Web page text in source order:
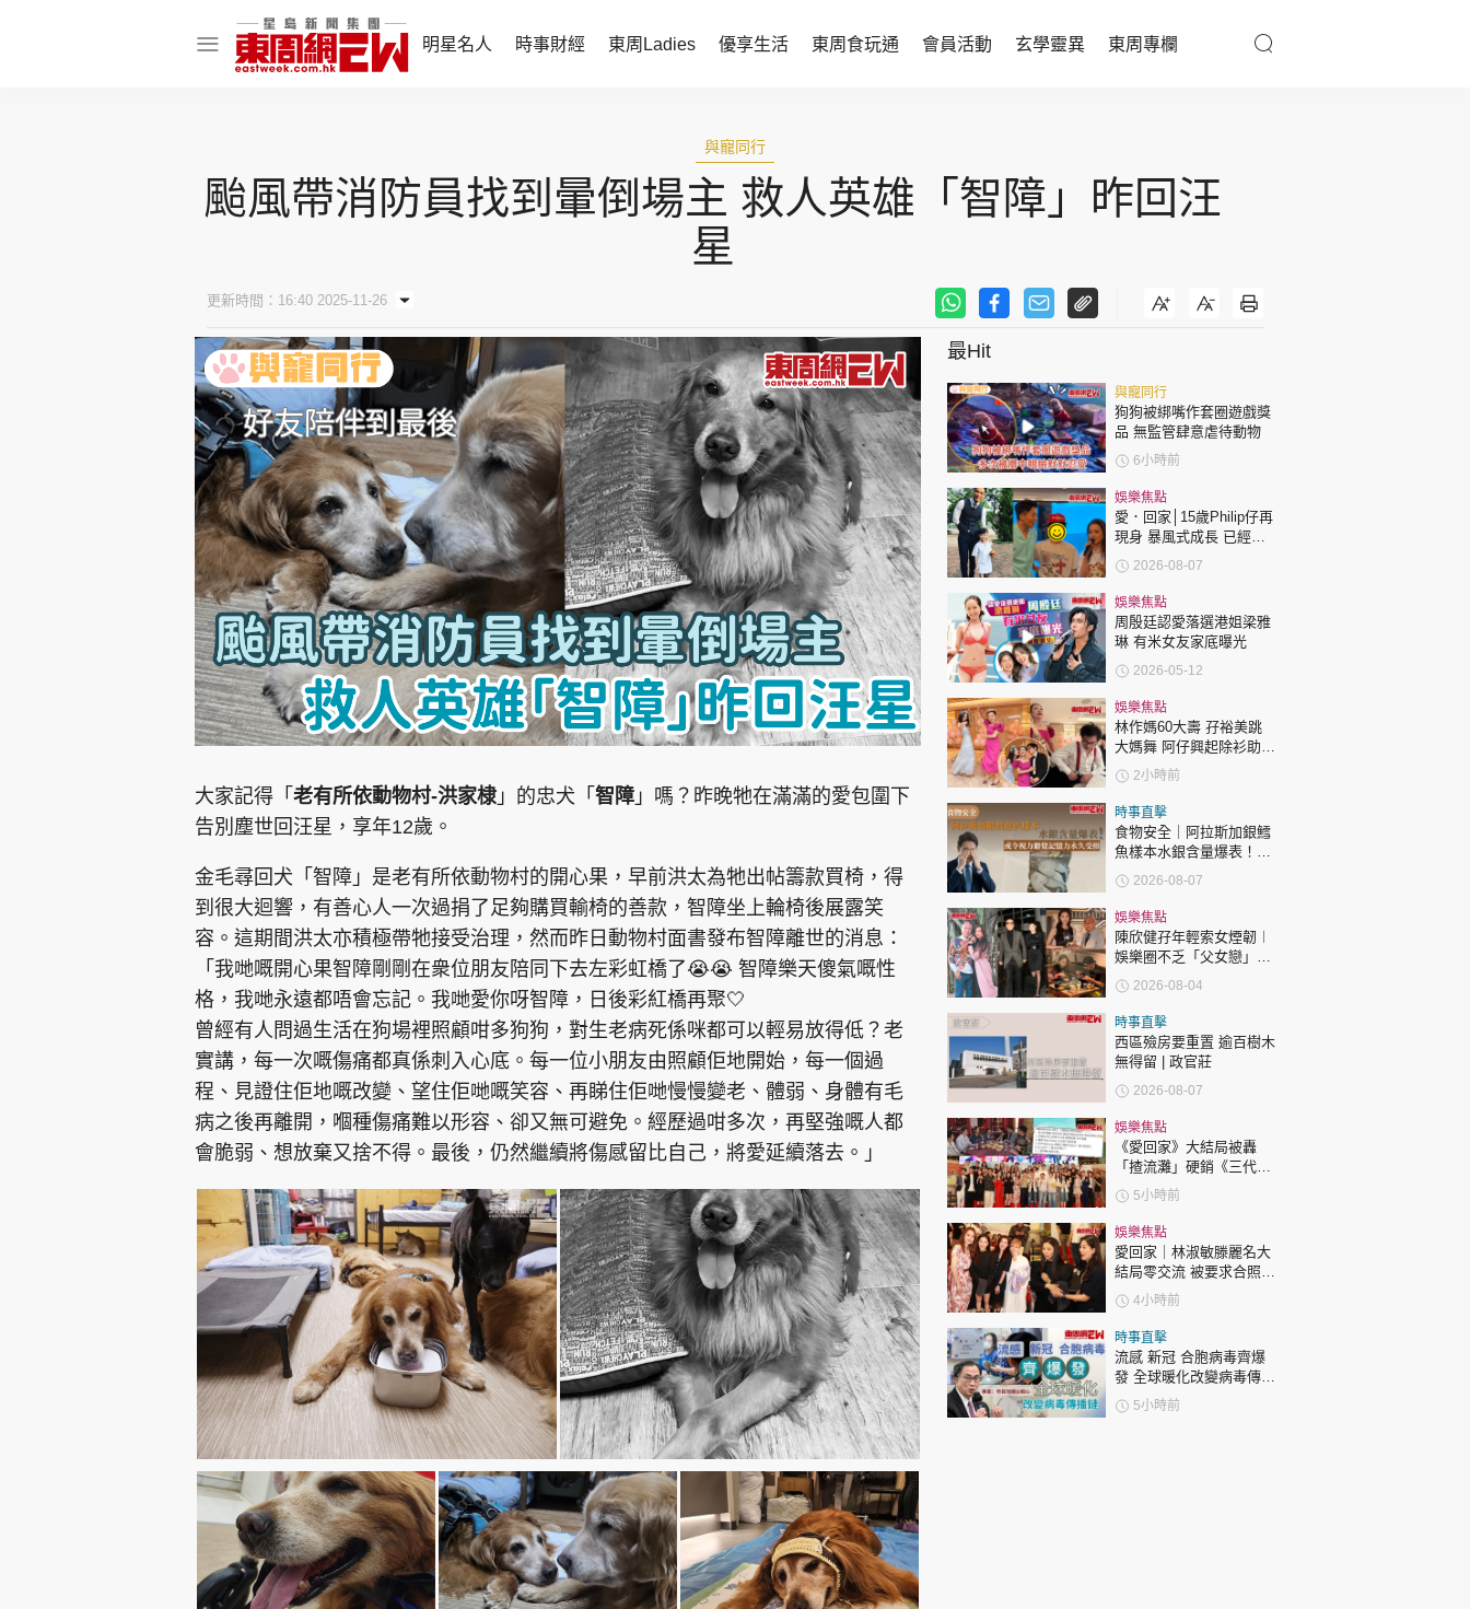
明星名人 時事財經 東周Ladies 優享生活 東周食玩通 會員活動 玄學靈異 東周專欄
話題人物 財經智庫 時尚生活 親子天地
東周食玩通
樂在灣區
飲食玩樂
會員活動
東周JETSO
玄學靈異
東勝運程
智富天下 李居明
神機妙算 李丞責
緣來有理 麥玲玲
鬼靈精怪 威師兄
娛樂名人
文化藝術
時政財經
健康生活
飲食旅遊
集團旗下品牌
東周刊 cazbuyer 東Touch PCM 電腦廣場 星島頭條 星島日報 頭條日報 星島環球 The Standard 親子王
關於我們 聯絡我們 隱私政策聲明 使用條款 版權及免責聲明 Copyright © 東周網 版權所有 . 不得轉載 ©Eastweek.com.hk. All rights reserved.
與寵同行
颱風帶消防員找到暈倒場主 救人英雄「智障」昨回汪
星
更新時間：16:40 2025-11-26
大家記得「 老有所依動物村-洪家棣 」的忠犬「 智障 」嗎？昨晚牠在滿滿的愛包圍下
告別塵世回汪星，享年12歲。
金毛尋回犬「智障」是老有所依動物村的開心果，早前洪太為牠出帖籌款買椅，得
到很大迴響，有善心人一次過捐了足夠購買輸椅的善款，智障坐上輪椅後展露笑
容。這期間洪太亦積極帶牠接受治理，然而昨日動物村面書發布智障離世的消息：
「我哋嘅開心果智障剛剛在衆位朋友陪同下去左彩虹橋了😭😭 智障樂天傻氣嘅性
格，我哋永遠都唔會忘記。我哋愛你呀智障，日後彩紅橋再聚🤍
曾經有人問過生活在狗場裡照顧咁多狗狗，對生老病死係咪都可以輕易放得低？老
實講，每一次嘅傷痛都真係刺入心底。每一位小朋友由照顧佢地開始，每一個過
程、見證住佢地嘅改變、望住佢哋嘅笑容、再睇住佢哋慢慢變老、體弱、身體有毛
病之後再離開，嗰種傷痛難以形容、卻又無可避免。經歷過咁多次，再堅強嘅人都
會脆弱、想放棄又捨不得。最後，仍然繼續將傷感留比自己，將愛延續落去。」
最Hit
與寵同行
狗狗被綁嘴作套圈遊戲獎
品 無監管肆意虐待動物
6小時前
娛樂焦點
愛．回家│15歲Philip仔再
現身 暴風式成長 已經高
過「三太」樊亦敏！
2026-08-07
娛樂焦點
周殷廷認愛落選港姐梁雅
琳 有米女友家底曝光
2026-05-12
娛樂焦點
林作媽60大壽 孖裕美跳
大媽舞 阿仔興起除衫助慶
回應兩女交好有原因
2小時前
時事直擊
食物安全｜阿拉斯加銀鱈
魚樣本水銀含量爆表！或
令視力聽覺記憶力永久受
損
2026-08-07
娛樂焦點
陳欣健孖年輕索女煙韌︱
娛樂圈不乏「父女戀」
「爺孫戀」 年齡差距最大
達51歲 最受矚目有李龍
基謝賢
2026-08-04
時事直擊
西區殮房要重置 逾百樹木
無得留 | 政官莊
2026-08-07
娛樂焦點
《愛回家》大結局被轟
「揸流灘」硬銷《三代同
糖》 劇集播畢台前幕後喊
爆場面感人
5小時前
娛樂焦點
愛回家｜林淑敏滕麗名大
結局零交流 被要求合照即
閃「不和升級」？兩人咁
回應
4小時前
時事直擊
流感 新冠 合胞病毒齊爆
發 全球暖化改變病毒傳播
鏈 專家：市民勿掉以輕心
5小時前